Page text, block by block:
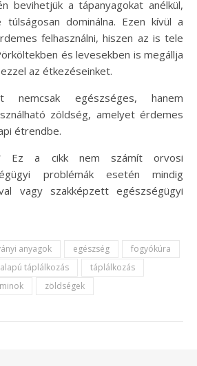
bevihetjük a tápanyagokat anélkül,
dominálna. Ezen kívül a
felhasználni, hiszen az is tele
és levesekben is megállja
az étkezéseinket.
egészséges, hanem
zöldség, amelyet érdemes
étrendbe.
Ez a cikk nem számít orvosi
problémák esetén mindig
vagy szakképzett egészségügyi
anyagok egészség
fogyókúra
táplálkozás
táplálkozás
zöldségek